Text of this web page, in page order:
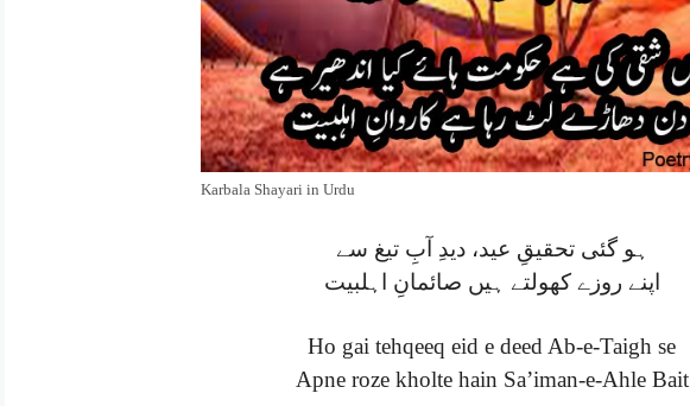
Karbala Shayari in Urdu
ہو گئی تحقیقِ عید، دیدِ آبِ تیغ سے
اپنے روزے کھولتے ہیں صائمانِ اہلبیت
Ho gai tehqeeq eid e deed Ab-e-Taigh se
Apne roze kholte hain Sa’iman-e-Ahle Bait